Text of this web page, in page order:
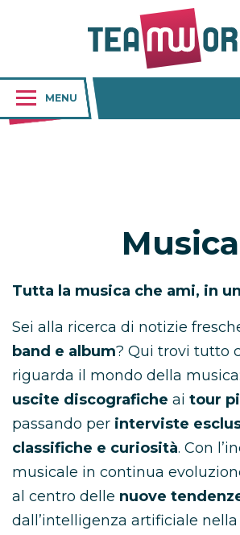
MENU
Musica
Tutta la musica che ami, in
Sei alla ricerca di notizie
band e album? Qui trovi tutto
riguarda il mondo della
uscite discografiche ai tour
passando per interviste
classifiche e curiosità. Con
musicale in continua
al centro delle nuove
dall’intelligenza artificiale